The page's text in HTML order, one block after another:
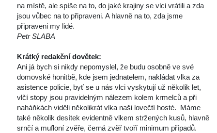
na místě, ale spíše na to, do jaké krajiny se vlci vrátili a zda
jsou vůbec na to připraveni. A hlavně na to, zda jsme
připraveni my lidé.
Petr SLABA
Krátký redakční dovětek:
Ani já bych si nikdy nepomyslel, že budu osobně ve své
domovské honitbě, kde jsem jednatelem, nakládat vlka za
asistence policie, byť se u nás vlci vyskytují už několik let,
vlčí stopy jsou pravidelným nálezem kolem krmelců a při
naháňkách viděli několikrát vlka naši lovečtí hosté. Máme
také několik desítek evidentně vlkem stržených kusů, hlavně
rnčí a mufloní zvěře, černá zvěř tvoří minimum případů.